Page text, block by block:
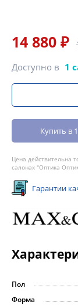
14 880 ₽
Доступно в 1
Купить в
Цена действительна
салонах "Оптика
Гарантии
Пол
Форма